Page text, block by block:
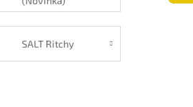
SALT Ritchy